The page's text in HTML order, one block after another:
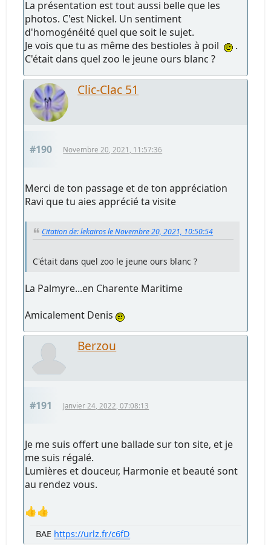
La présentation est tout aussi belle que les
photos. C'est Nickel. Un sentiment
d'homogénéité quel que soit le sujet.
Je vois que tu as même des bestioles à poil
.
C'était dans quel zoo le jeune ours blanc ?
Clic-Clac 51
#190 Novembre 20, 2021, 11:57:36
Merci de ton passage et de ton appréciation
Ravi que tu aies apprécié ta visite
Citation de: lekairos le Novembre 20, 2021, 10:50:54
C'était dans quel zoo le jeune ours blanc ?
La Palmyre...en Charente Maritime
Amicalement Denis
Berzou
#191 Janvier 24, 2022, 07:08:13
Je me suis offert une ballade sur ton site, et je
me suis régalé.
Lumières et douceur, Harmonie et beauté sont
au rendez vous.
👍👍
BAE https://urlz.fr/c6fD